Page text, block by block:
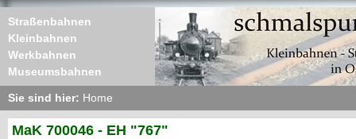
Straßenbahnen
Kleinbahnen
Werkbahnen
Museumsbahnen
Sie sind hier: Home
MaK 700046 - EH "767"